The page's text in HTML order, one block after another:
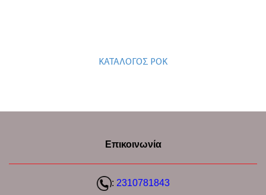
ΚΑΤΑΛΟΓΟΣ ΡΟΚ
Επικοινωνία
: 2310781843